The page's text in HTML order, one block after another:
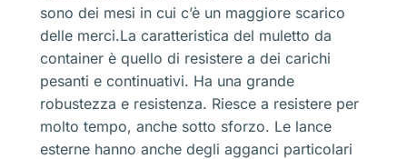
sono dei mesi in cui c’è un maggiore scarico
delle merci.La caratteristica del muletto da
container è quello di resistere a dei carichi
pesanti e continuativi. Ha una grande
robustezza e resistenza. Riesce a resistere per
molto tempo, anche sotto sforzo. Le lance
esterne hanno anche degli agganci particolari